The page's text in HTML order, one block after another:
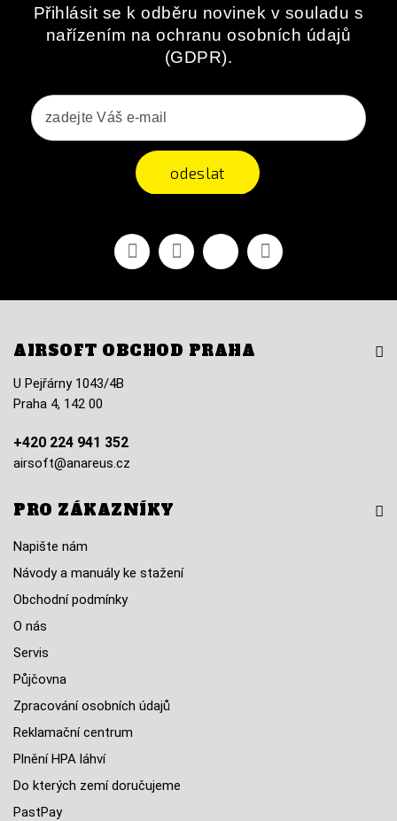
Přihlásit se k odběru novinek v souladu s
nařízením na ochranu osobních údajů
(GDPR).
odeslat
FacebookYouTubeVimeo Instagram
AIRSOFT OBCHOD PRAHA
U Pejřárny 1043/4B
Praha 4, 142 00
+420 224 941 352
airsoft@anareus.cz
PRO ZÁKAZNÍKY
Napište nám
Návody a manuály ke stažení
Obchodní podmínky
O nás
Servis
Půjčovna
Zpracování osobních údajů
Reklamační centrum
Plnění HPA láhví
Do kterých zemí doručujeme
PastPay